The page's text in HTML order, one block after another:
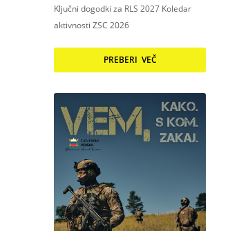
Ključni dogodki za RLS 2027 Koledar
aktivnosti ZSC 2026
PREBERI VEČ